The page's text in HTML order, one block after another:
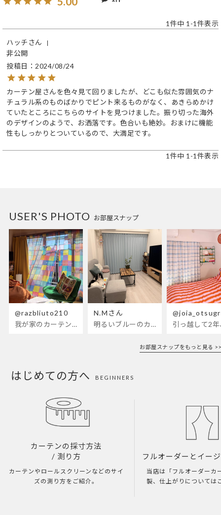
1 件中 1 -1 件表示
ハッチ
非公開
投稿日
2024/08/24
カーテン屋さんを色々見て回りましたが、どこも似た雰囲気のナ
チュラル系のものばかりでピント来るものがなく、あきらめかけ
ていたところにこちらのサイトを見つけました。振り切った海外
のデザインのようで、お洒落です。色合いも絶妙。おまけに機能
性もしっかりとついているので、大満足です。
1 件中 1 -1 件表示
お部屋スナップ
USER'S PHOTO
@razbliuto210
我が家のカーテンが新しくなりました🌼早起きが超絶苦手な私が、思わず朝カーテンを開けて光合成するようになったステンドグラスカーテン…！
N.Mさん
明るいブルーのカーテンで、部屋全体が明るく。白を基調とした部屋にぴったりです。
お部屋スナップをもっと見る >>
はじめての方へ BEGINNERS
カーテンの採寸方法
/ 測り方
カーテンやロールスクリーンなどのサイ
ズの測り方をご紹介。
フルオーダーとイー
当店は「フルオーダーカ
製、仕上がりについては